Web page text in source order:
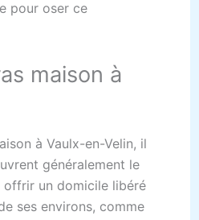
pour oser ce
maison à
à Vaulx-en-Velin, il
généralement le
offrir un domicile libéré
ses environs, comme